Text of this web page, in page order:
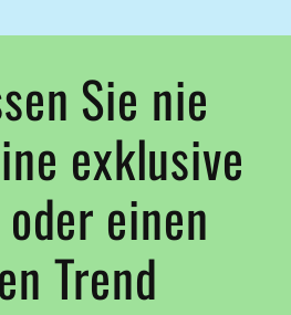
Sie nie
exklusive
einen
Trend